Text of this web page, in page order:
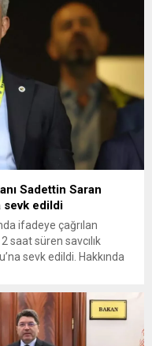
Sadettin Saran
sevk edildi
ifadeye çağrılan
saat süren savcılık
sevk edildi. Hakkında
tarafından yürütülen
uyuşturucu...